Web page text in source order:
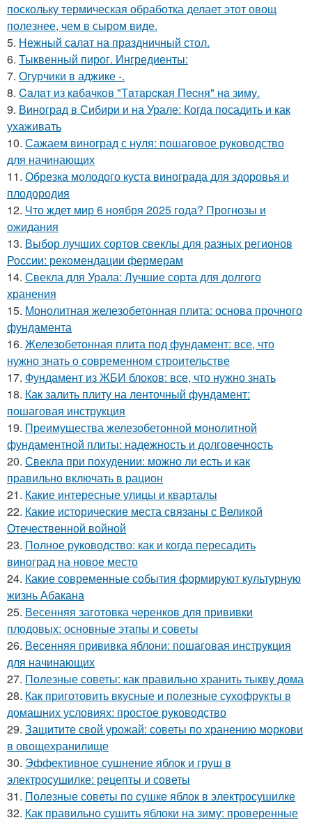
поскольку термическая обработка делает этот овощ
полезнее, чем в сыром виде.
5. Нежный салат на праздничный стол.
6. Тыквенный пирог. Ингредиенты:
7. Огурчики в аджике -.
8. Caлaт из кaбaчкoв "Тaтapcкaя Пecня" нa зиму.
9. Виноград в Сибири и на Урале: Когда посадить и как
ухаживать
10. Сажаем виноград с нуля: пошаговое руководство
для начинающих
11. Обрезка молодого куста винограда для здоровья и
плодородия
12. Что ждет мир 6 ноября 2025 года? Прогнозы и
ожидания
13. Выбор лучших сортов свеклы для разных регионов
России: рекомендации фермерам
14. Свекла для Урала: Лучшие сорта для долгого
хранения
15. Монолитная железобетонная плита: основа прочного
фундамента
16. Железобетонная плита под фундамент: все, что
нужно знать о современном строительстве
17. Фундамент из ЖБИ блоков: все, что нужно знать
18. Как залить плиту на ленточный фундамент:
пошаговая инструкция
19. Преимущества железобетонной монолитной
фундаментной плиты: надежность и долговечность
20. Свекла при похудении: можно ли есть и как
правильно включать в рацион
21. Какие интересные улицы и кварталы
22. Какие исторические места связаны с Великой
Отечественной войной
23. Полное руководство: как и когда пересадить
виноград на новое место
24. Какие современные события формируют культурную
жизнь Абакана
25. Весенняя заготовка черенков для прививки
плодовых: основные этапы и советы
26. Весенняя прививка яблони: пошаговая инструкция
для начинающих
27. Полезные советы: как правильно хранить тыкву дома
28. Как приготовить вкусные и полезные сухофрукты в
домашних условиях: простое руководство
29. Защитите свой урожай: советы по хранению моркови
в овощехранилище
30. Эффективное сушнение яблок и груш в
электросушилке: рецепты и советы
31. Полезные советы по сушке яблок в электросушилке
32. Как правильно сушить яблоки на зиму: проверенные